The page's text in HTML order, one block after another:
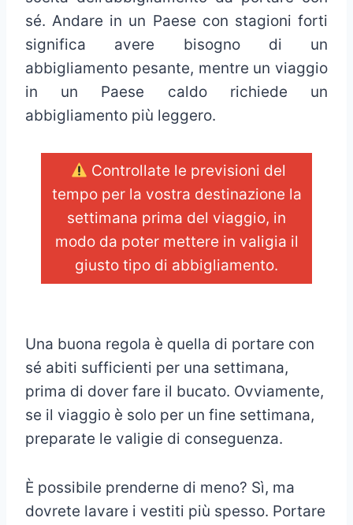
sé. Andare in un Paese con stagioni forti
significa avere bisogno di un
abbigliamento pesante, mentre un viaggio
in un Paese caldo richiede un
abbigliamento più leggero.
Controllate le previsioni del
tempo per la vostra destinazione la
settimana prima del viaggio, in
modo da poter mettere in valigia il
giusto tipo di abbigliamento.
Una buona regola è quella di portare con
sé abiti sufficienti per una settimana,
prima di dover fare il bucato. Ovviamente,
se il viaggio è solo per un fine settimana,
preparate le valigie di conseguenza.
È possibile prenderne di meno? Sì, ma
dovrete lavare i vestiti più spesso. Portare